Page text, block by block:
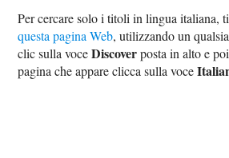
Per cercare solo i titoli in lingua italiana,
questa pagina Web, utilizzando un
clic sulla voceDiscoverposta in alto e
pagina che appare clicca sulla voce